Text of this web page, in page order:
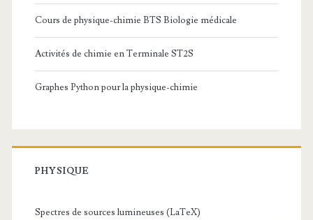
Cours de physique-chimie BTS Biologie médicale
Activités de chimie en Terminale ST2S
Graphes Python pour la physique-chimie
PHYSIQUE
Spectres de sources lumineuses (LaTeX)